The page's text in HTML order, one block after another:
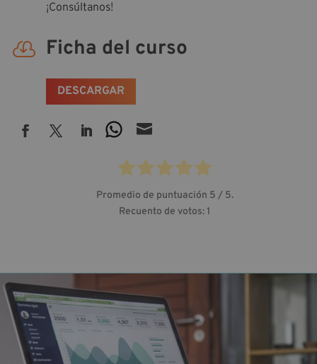
¡Consúltanos!
 Ficha del curso
DESCARGAR

Promedio de puntuación 5 / 5.
Recuento de votos:1